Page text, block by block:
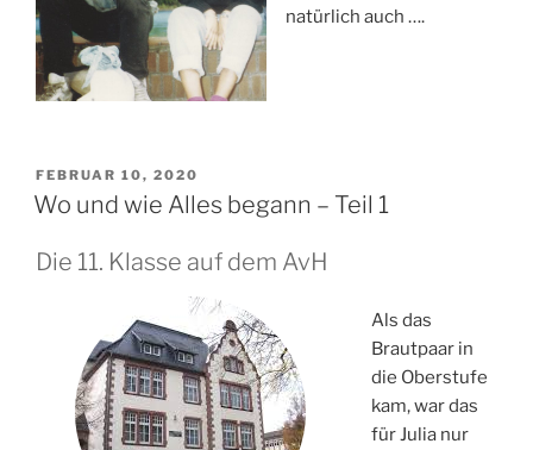
natürlich auch ….
VERÖFFENTLICHT
AM
FEBRUAR 10, 2020
Wo und wie Alles begann – Teil 1
Die 11. Klasse auf dem AvH
Als das
Brautpaar in
die Oberstufe
kam, war das
für Julia nur